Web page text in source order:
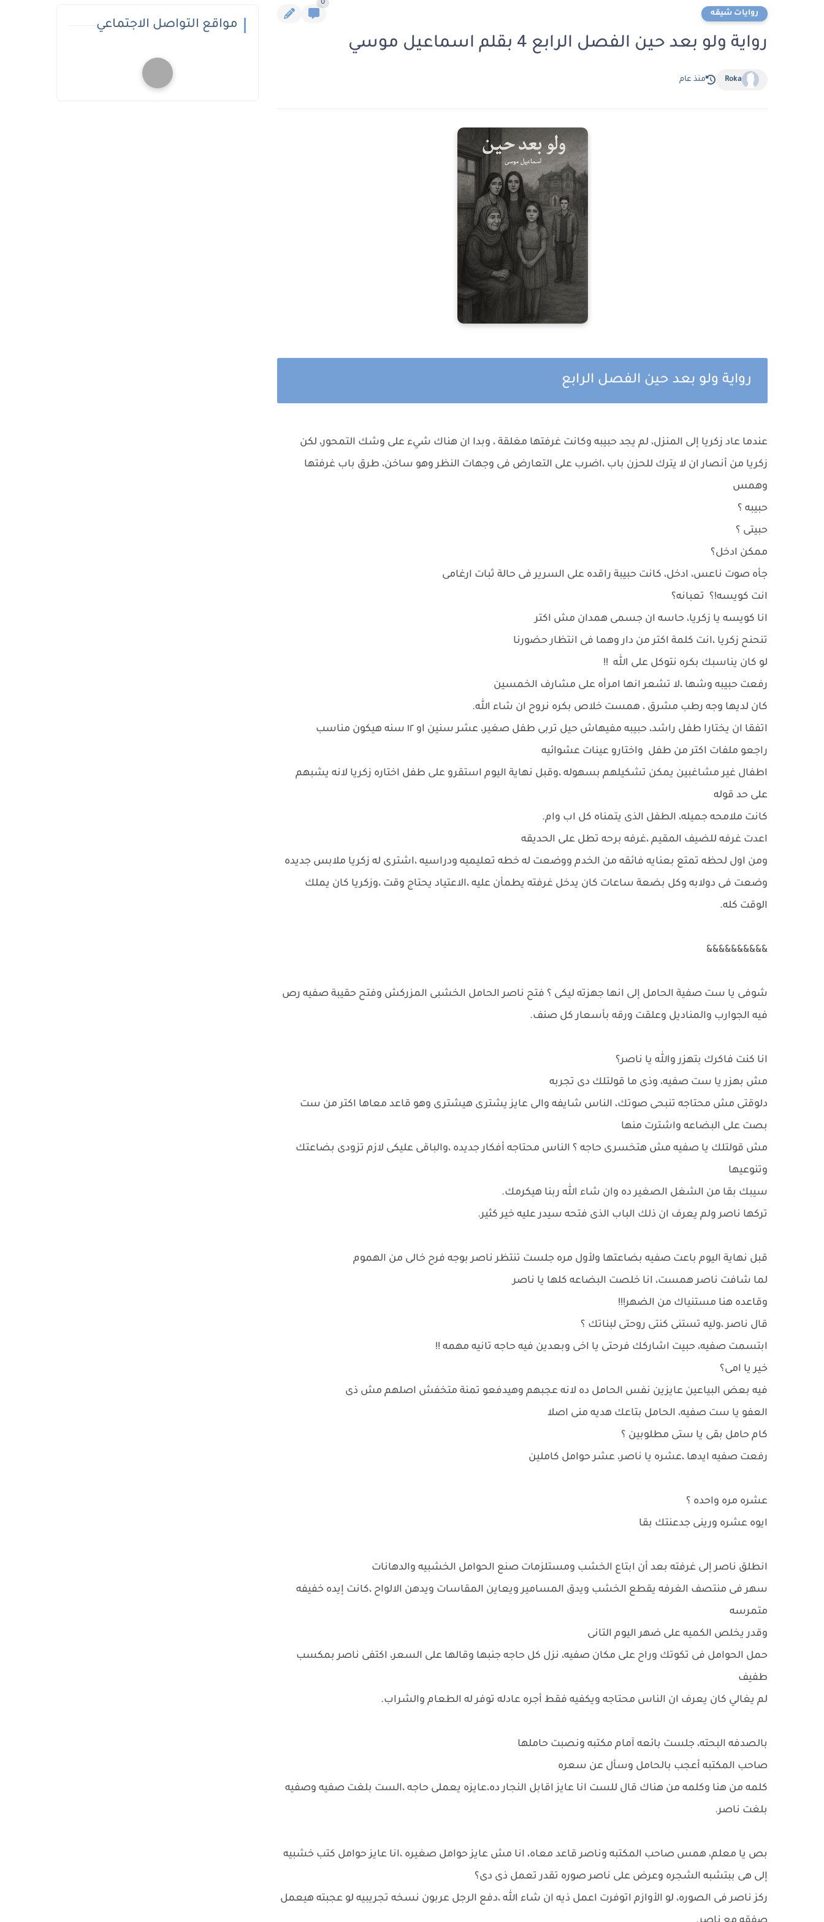
روايات شيقه
0
رواية ولو بعد حين الفصل الرابع 4 بقلم اسماعيل موسي
Roka منذ عام
رواية ولو بعد حين الفصل الرابع
عندما عاد زكريا إلى المنزل، لم يجد حبيبه وكانت غرفتها مغلقة ، وبدا ان هناك شيء على وشك التمحور، لكن
زكريا من أنصار ان لا يترك للحزن باب ،اضرب على التعارض فى وجهات النظر وهو ساخن، طرق باب غرفتها
وهمس
حبيبه ؟
حبيتى ؟
ممكن ادخل؟
جأه صوت ناعس، ادخل، كانت حبيبة راقده على السرير فى حالة ثبات ارغامى
انت كويسه!؟ تعبانه؟
انا كويسه يا زكريا، حاسه ان جسمى همدان مش اكتر
تنحنح زكريا ،انت كلمة اكتر من دار وهما فى انتظار حضورنا
لو كان يناسبك بكره نتوكل على الله !!
رفعت حبيبه وشها ،لا تشعر انها امرأه على مشارف الخمسين
كان لديها وجه رطب مشرق ، همست خلاص بكره نروح ان شاء الله.
اتفقا ان يختارا طفل راشد، حبيبه مفيهاش حيل تربى طفل صغير، عشر سنين او ١٢ سنه هيكون مناسب
راجعو ملفات اكتر من طفل واختارو عينات عشوائيه
اطفال غير مشاغبين يمكن تشكيلهم بسهوله ،وقبل نهاية اليوم استقرو على طفل اختاره زكريا لانه يشبهم
على حد قوله
كانت ملامحه جميله، الطفل الذى يتمناه كل اب وام.
اعدت غرفه للضيف المقيم ،غرفه برحه تطل على الحديقه
ومن اول لحظه تمتع بعنايه فائقه من الخدم ووضعت له خطه تعليميه ودراسيه ،اشترى له زكريا ملابس جديده
وضعت فى دولابه وكل بضعة ساعات كان يدخل غرفته يطمأن عليه ،الاعتياد يحتاج وقت ،وزكريا كان يملك
الوقت كله.
&&&&&&&&&&
شوفى يا ست صفية الحامل إلى انها جهزته ليكى ؟ فتح ناصر الحامل الخشبى المزركش وفتح حقيبة صفيه رص
فيه الجوارب والمناديل وعلقت ورقه بأسعار كل صنف.
انا كنت فاكرك بتهزر والله يا ناصر؟
مش بهزر يا ست صفيه، وذى ما قولتلك دى تجربه
دلوقتى مش محتاجه تنبحى صوتك، الناس شايفه والى عايز يشترى هيشترى وهو قاعد معاها اكتر من ست
بصت على البضاعه واشترت منها
مش قولتلك يا صفيه مش هتخسرى حاجه ؟ الناس محتاجه أفكار جديده ،والباقى عليكى لازم تزودى بضاعتك
وتنوعيها
سيبك بقا من الشغل الصغير ده وان شاء الله ربنا هيكرمك.
تركها ناصر ولم يعرف ان ذلك الباب الذى فتحه سيدر عليه خير كثير.
قبل نهاية اليوم باعت صفيه بضاعتها ولأول مره جلست تنتظر ناصر بوجه فرح خالى من الهموم
لما شافت ناصر همست، انا خلصت البضاعه كلها يا ناصر
وقاعده هنا مستنياك من الضهر!!!
قال ناصر ،وليه تستنى كنتى روحتى لبناتك ؟
ابتسمت صفيه، حبيت اشاركك فرحتى يا اخى وبعدين فيه حاجه تانيه مهمه !!
خير يا امى؟
فيه بعض البياعين عايزين نفس الحامل ده لانه عجبهم وهيدفعو تمنة متخفش اصلهم مش ذى
العفو يا ست صفيه، الحامل بتاعك هديه منى اصلا
كام حامل بقى يا ستى مطلوبين ؟
رفعت صفيه ايدها ،عشره يا ناصر، عشر حوامل كاملين
عشره مره واحده ؟
ايوه عشره ورينى جدعنتك بقا
انطلق ناصر إلى غرفته بعد أن ابتاع الخشب ومستلزمات صنع الحوامل الخشبيه والدهانات
سهر فى منتصف الغرفه يقطع الخشب ويدق المسامير ويعاين المقاسات ويدهن الالواح ،كانت إيده خفيفه
متمرسه
وقدر يخلص الكميه على ضهر اليوم التانى
حمل الحوامل فى تكوتك وراح على مكان صفيه، نزل كل حاجه جنبها وقالها على السعر، اكتفى ناصر بمكسب
طفيف
لم يغالي كان يعرف ان الناس محتاجه ويكفيه فقط أجره عادله توفر له الطعام والشراب.
بالصدفه البحته، جلست بائعه آمام مكتبه ونصبت حاملها
صاحب المكتبه أعجب بالحامل وسأل عن سعره
كلمه من هنا وكلمه من هناك قال للست انا عايز اقابل النجار ده،عايزه يعملى حاجه ،الست بلغت صفيه وصفيه
بلغت ناصر.
بص يا معلم، همس صاحب المكتبه وناصر قاعد معاه، انا مش عايز حوامل صغيره ،انا عايز حوامل كتب خشبيه
إلى هى ببتشبه الشجره وعرض على ناصر صوره تقدر تعمل ذى دى؟
ركز ناصر فى الصوره، لو الأوازم اتوفرت اعمل ذيه ان شاء الله ،دفع الرجل عربون نسخه تجريبيه لو عجبته هيعمل
مواقع التواصل الاجتماعي